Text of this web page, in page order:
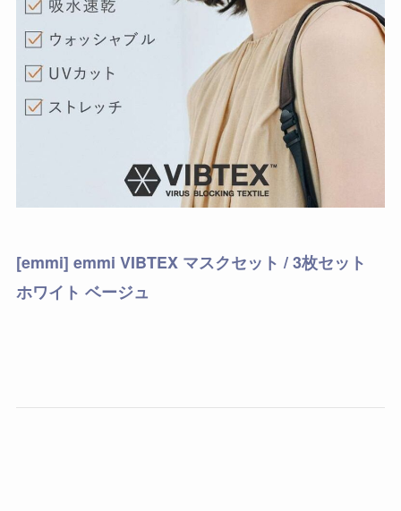
[emmi] emmi VIBTEX マスクセット / 3枚セット
ホワイト ベージュ